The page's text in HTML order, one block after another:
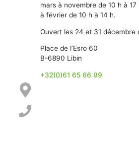
mars à novembre de 10 h à
à février de 10 h à 14 h.
Ouvert les 24 et 31 décembre
Place de l’Esro 60
B-6890 Libin
+32(0)61 65 66 99